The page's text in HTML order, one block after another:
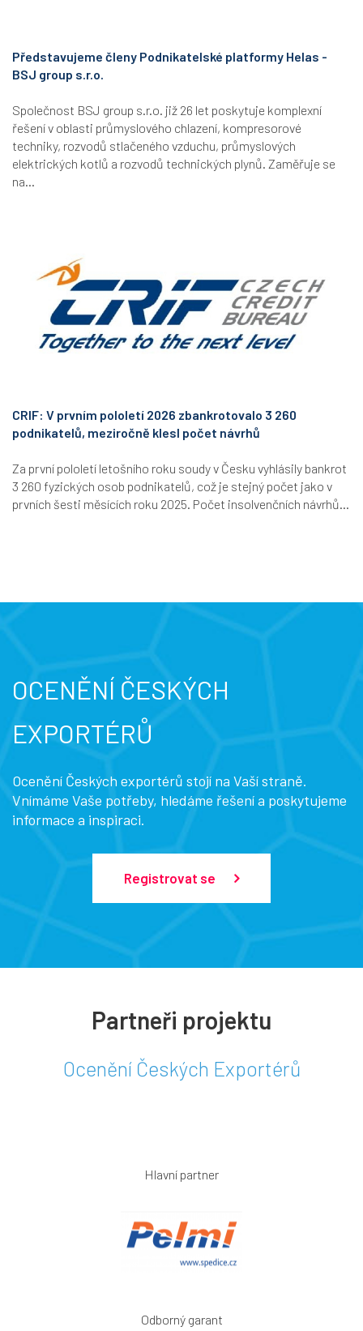
Představujeme členy Podnikatelské platformy Helas -
BSJ group s.r.o.
Společnost BSJ group s.r.o. již 26 let poskytuje komplexní
řešení v oblasti průmyslového chlazení, kompresorové
techniky, rozvodů stlačeného vzduchu, průmyslových
elektrických kotlů a rozvodů technických plynů. Zaměřuje se
na...
CRIF: V prvním pololetí 2026 zbankrotovalo 3 260
podnikatelů, meziročně klesl počet návrhů
Za první pololetí letošního roku soudy v Česku vyhlásily bankrot
3 260 fyzických osob podnikatelů, což je stejný počet jako v
prvních šesti měsících roku 2025. Počet insolvenčních návrhů...
OCENĚNÍ ČESKÝCH
EXPORTÉRŮ
Ocenění Českých exportérů stojí na Vaší straně.
Vnímáme Vaše potřeby, hledáme řešení a poskytujeme
informace a inspiraci.
Registrovat se
Partneři projektu
Ocenění Českých Exportérů
Hlavní partner
Odborný garant